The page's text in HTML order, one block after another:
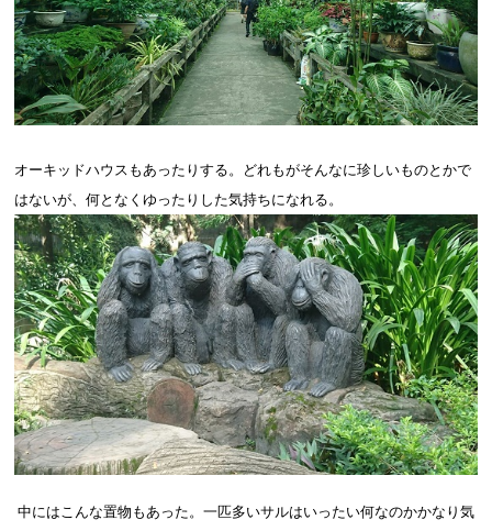
オーキッドハウスもあったりする。どれもがそんなに珍しいものとかで
はないが、何となくゆったりした気持ちになれる。
中にはこんな置物もあった。一匹多いサルはいったい何なのかかなり気